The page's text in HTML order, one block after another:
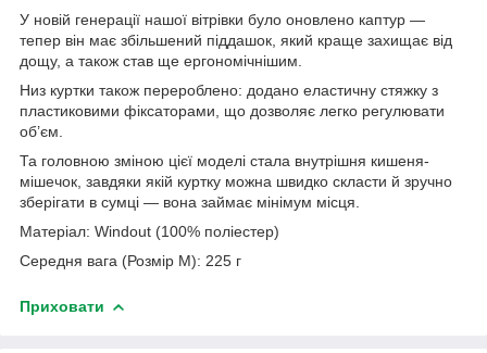
У новій генерації нашої вітрівки було оновлено каптур —
тепер він має збільшений піддашок, який краще захищає від
дощу, а також став ще ергономічнішим.
Низ куртки також перероблено: додано еластичну стяжку з
пластиковими фіксаторами, що дозволяє легко регулювати
об’єм.
Та головною зміною цієї моделі стала внутрішня кишеня-
мішечок, завдяки якій куртку можна швидко скласти й зручно
зберігати в сумці — вона займає мінімум місця.
Матеріал: Windout (100% поліестер)
Середня вага (Розмір M): 225 г
Приховати